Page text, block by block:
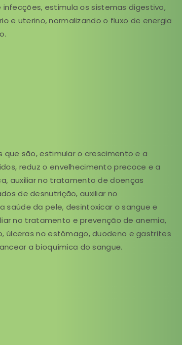
infecções, estimula os sistemas digestivo,
e uterino, normalizando o fluxo de energia
que são, estimular o crescimento e a
reduz o envelhecimento precoce e a
auxiliar no tratamento de doenças
de desnutrição, auxiliar no
saúde da pele, desintoxicar o sangue e
no tratamento e prevenção de anemia,
úlceras no estômago, duodeno e gastrites
a bioquímica do sangue.